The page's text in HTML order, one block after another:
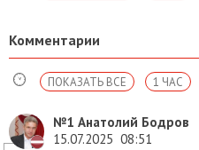
Комментарии
1 ЧАС
ПОКАЗАТЬ ВСЕ
№1 Анатолий Бодров
15.07.2025 08:51